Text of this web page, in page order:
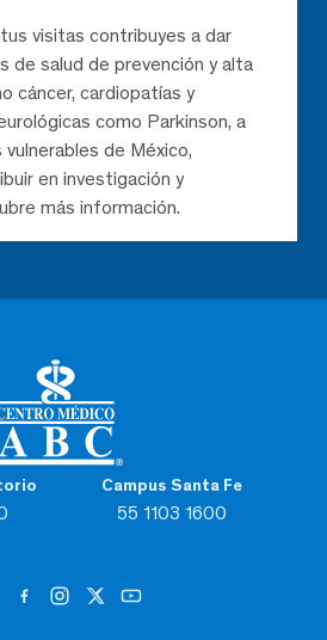
Campus Santa Fe
55 1103 1600
visitas contribuyes a dar
de salud de prevención y alta
cáncer, cardiopatías y
como Parkinson, a
de México,
en investigación y
más información.